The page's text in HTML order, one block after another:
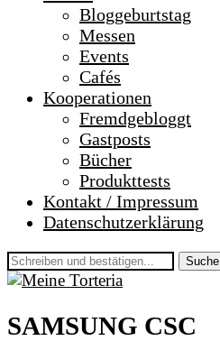
Bloggeburtstag
Messen
Events
Cafés
Kooperationen
Fremdgebloggt
Gastposts
Bücher
Produkttests
Kontakt / Impressum
Datenschutzerklärung
Suche
SAMSUNG CSC